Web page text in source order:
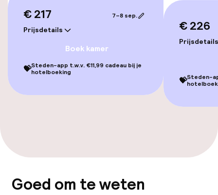
geoptimaliseerde kamers beschikbaar
Kamers
Familiekamers beschikbaar
geoptimaliseerde kamers beschikbaar
€ 217
Prijsdetails
7–8 sep.
Boek kamer
💝Steden-app t.w.v. €11,99 cadeau bij je
hotelboeking
€ 226
Prijsdetails
💝Steden-
Goed om te weten